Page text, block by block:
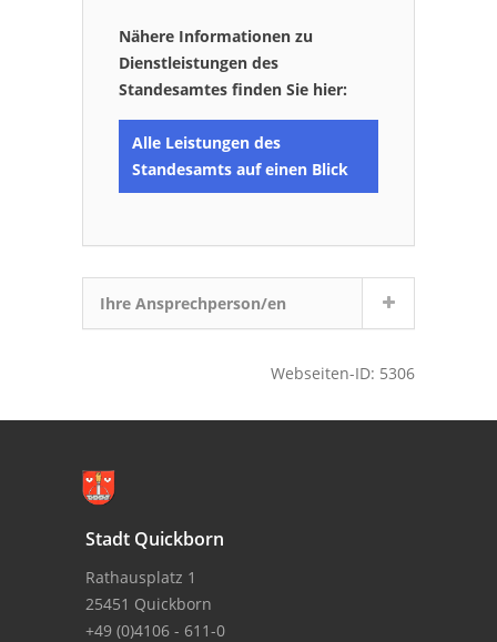
Nähere Informationen zu
Dienstleistungen des
Standesamtes finden Sie hier:
Alle Leistungen des
Standesamts auf einen Blick
Ihre Ansprechperson/en
Webseiten-ID: 5306
Stadt Quickborn
Rathausplatz 1
25451 Quickborn
+49 (0)4106 - 611-0